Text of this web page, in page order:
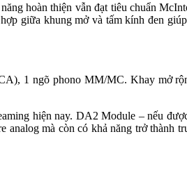
hoàn thiện vẫn đạt tiêu chuẩn
giữa khung mở và tấm kính đen
1 ngõ phono MM/MC. Khay mở
hiện nay. DA2 Module – nếu
mà còn có khả năng trở thành